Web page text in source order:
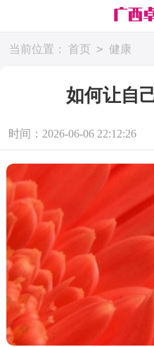
当前位置： 首页 > 健康
如何让自
时间：2026-06-06 22:12:26